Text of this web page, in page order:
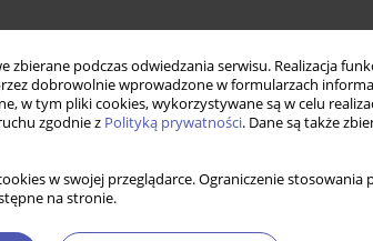
zbierane podczas odwiedzania serwisu. Realizacja
dobrowolnie wprowadzone w formularzach
w tym pliki cookies, wykorzystywane są w celu
zgodnie z Polityką prywatności. Dane są także
w swojej przeglądarce. Ograniczenie
na stronie.